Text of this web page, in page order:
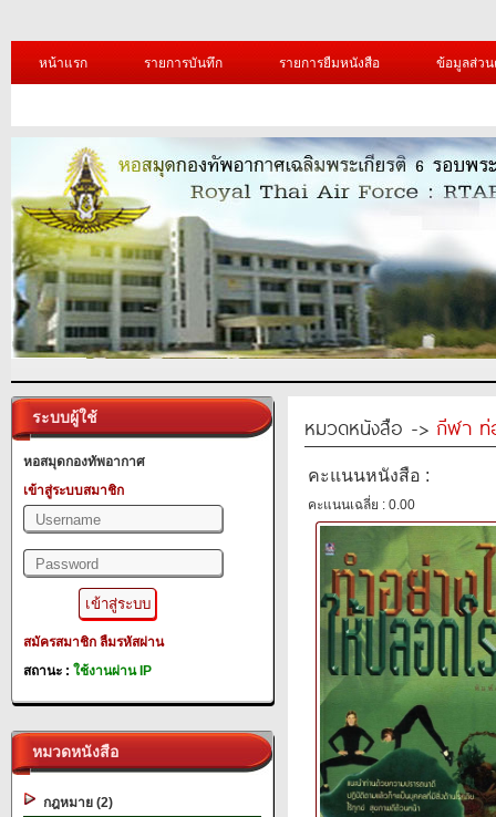
หน้าแรก รายการบันทึก รายการยืมหนังสือ ข้อมูลส่ว
ระบบผู้ใช้
หอสมุดกองทัพอากาศ
เข้าสู่ระบบสมาชิก
สมัครสมาชิก ลืมรหัสผ่าน
สถานะ : ใช้งานผ่าน IP
หมวดหนังสือ
กฎหมาย (2)
หมวดหนังสือ -> กีฬา ท่
คะแนนหนังสือ :
คะแนนเฉลี่ย : 0.00